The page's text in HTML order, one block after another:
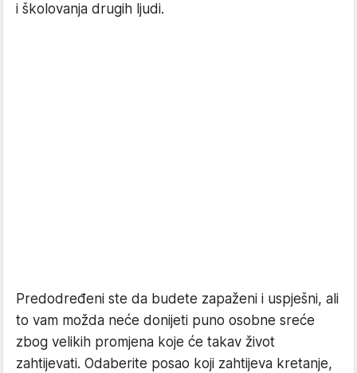
i školovanja drugih ljudi.
Predodređeni ste da budete zapaženi i uspješni, ali
to vam možda neće donijeti puno osobne sreće
zbog velikih promjena koje će takav život
zahtijevati. Odaberite posao koji zahtijeva kretanje,